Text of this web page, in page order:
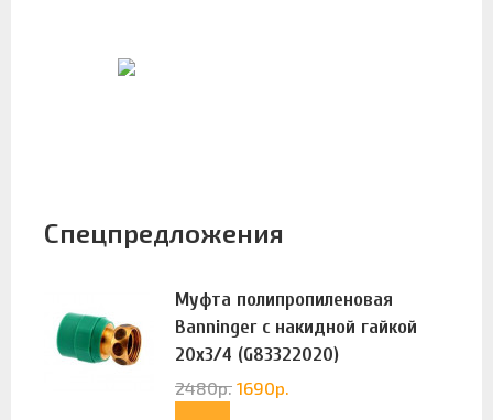
Спецпредложения
Муфта полипропиленовая
Banninger с накидной гайкой
20х3/4 (G83322020)
2480р. 1690р.